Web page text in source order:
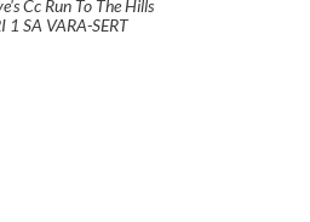
Cc Run To The Hills
1 SA VARA-SERT